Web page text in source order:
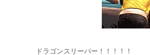
ドラゴンスリーパー！！！！！